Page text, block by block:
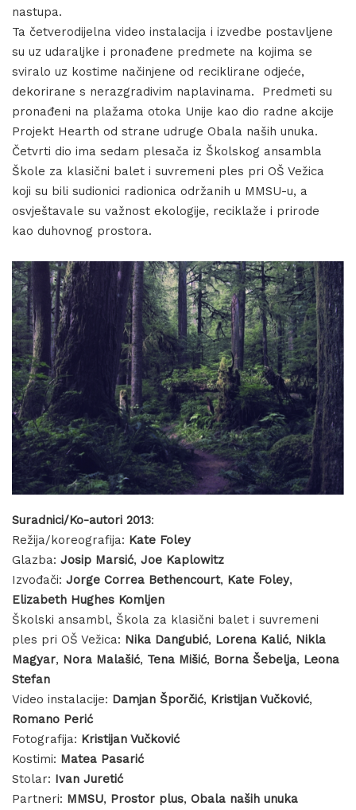
nastupa.
Ta četverodijelna video instalacija i izvedbe postavljene
su uz udaraljke i pronađene predmete na kojima se
sviralo uz kostime načinjene od reciklirane odjeće,
dekorirane s nerazgradivim naplavinama. Predmeti su
pronađeni na plažama otoka Unije kao dio radne akcije
Projekt Hearth od strane udruge Obala naših unuka.
Četvrti dio ima sedam plesača iz Školskog ansambla
Škole za klasični balet i suvremeni ples pri OŠ Vežica
koji su bili sudionici radionica održanih u MMSU-u, a
osvještavale su važnost ekologije, reciklaže i prirode
kao duhovnog prostora.
Suradnici/Ko-autori 2013:
Režija/koreografija: Kate Foley
Glazba: Josip Marsić, Joe Kaplowitz
Izvođači: Jorge Correa Bethencourt, Kate Foley,
Elizabeth Hughes Komljen
Školski ansambl, Škola za klasični balet i suvremeni
ples pri OŠ Vežica: Nika Dangubić, Lorena Kalić, Nikla
Magyar, Nora Malašić, Tena Mišić, Borna Šebelja, Leona
Stefan
Video instalacije: Damjan Šporčić, Kristijan Vučković,
Romano Perić
Fotografija: Kristijan Vučković
Kostimi: Matea Pasarić
Stolar: Ivan Juretić
Partneri: MMSU, Prostor plus, Obala naših unuka